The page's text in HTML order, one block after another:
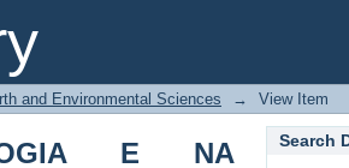
NA PRODUTIVIDADE
and Environmental Sciences → View Item
E NA
Search